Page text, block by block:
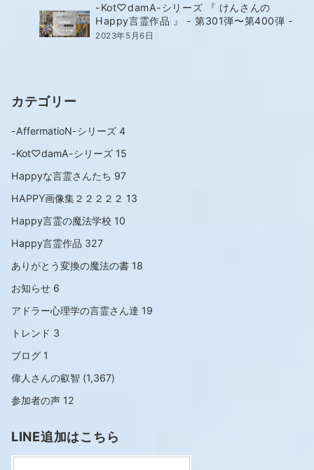
-Kot♡damA-シリーズ 『 けんさんの
Happy言霊作品 』 - 第301弾〜第400弾 -
2023年5月6日
カテゴリー
-AffermatioN-シリーズ 4
-Kot♡damA-シリーズ 15
Happyな言霊さんたち 97
HAPPY画像集２２２２２ 13
Happy言霊の魔法学校 10
Happy言霊作品 327
ありがとう変換の魔法の書 18
お知らせ 6
アドラー心理学の言霊さん達 19
トレンド 3
ブログ 1
偉人さんの叡智 (1,367)
参加者の声 12
LINE追加はこちら